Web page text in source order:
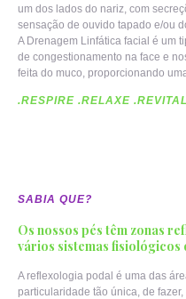
um dos lados do nariz, com
sensação de ouvido tapado e/ou
A Drenagem Linfática facial é um
de congestionamento na face e
feita do muco, proporcionando
.RESPIRE .RELAXE
SABIA QUE?
Os nossos pés têm zonas
vários sistemas fisiológicos
A reflexologia podal é uma das
particularidade tão única, de